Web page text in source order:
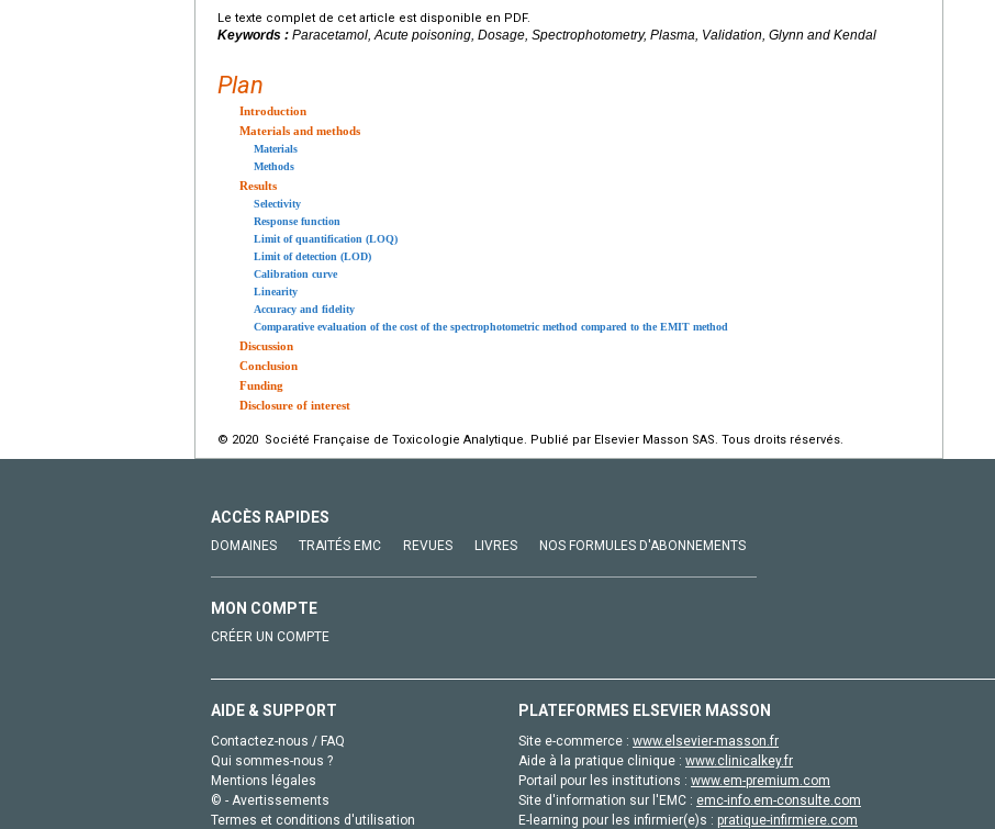
Le texte complet de cet article est disponible en PDF.
Keywords : Paracetamol, Acute poisoning, Dosage, Spectrophotometry, Plasma, Validation, Glynn and Kendal
Plan
Introduction
Materials and methods
Materials
Methods
Results
Selectivity
Response function
Limit of quantification (LOQ)
Limit of detection (LOD)
Calibration curve
Linearity
Accuracy and fidelity
Comparative evaluation of the cost of the spectrophotometric method compared to the EMIT method
Discussion
Conclusion
Funding
Disclosure of interest
© 2020 Société Française de Toxicologie Analytique. Publié par Elsevier Masson SAS. Tous droits réservés.
ACCÈS RAPIDES
DOMAINES TRAITÉS EMC REVUES LIVRES NOS FORMULES D'ABONNEMENTS
MON COMPTE
CRÉER UN COMPTE
AIDE & SUPPORT
Contactez-nous / FAQ
Qui sommes-nous ?
Mentions légales
© - Avertissements
Termes et conditions d'utilisation
PLATEFORMES ELSEVIER MASSON
Site e-commerce : www.elsevier-masson.fr
Aide à la pratique clinique : www.clinicalkey.fr
Portail pour les institutions : www.em-premium.com
Site d'information sur l'EMC : emc-info.em-consulte.com
E-learning pour les infirmier(e)s : pratique-infirmiere.com